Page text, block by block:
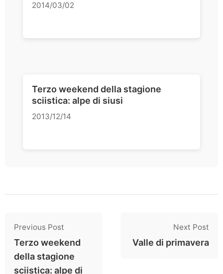
2014/03/02
Terzo weekend della stagione
sciistica: alpe di siusi
2013/12/14
Previous Post
Terzo weekend
della stagione
sciistica: alpe di
Next Post
Valle di primavera